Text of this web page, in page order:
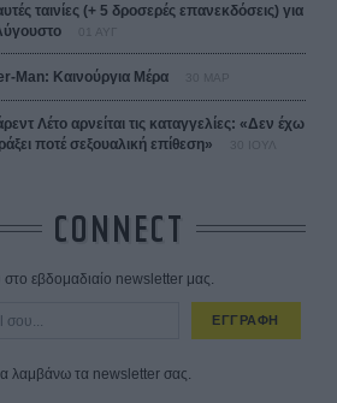
ταινίες (+ 5 δροσερές επανεκδόσεις) για
Man: Καινούργια Μέρα 30 ΜΑΡ
Λέτο αρνείται τις καταγγελίες: «Δεν έχω
ποτέ σεξουαλική επίθεση»
CONNECT
εβδομαδιαίο newsletter μας.
ΕΓΓΡΑΦΗ
λαμβάνω τα newsletter σας.